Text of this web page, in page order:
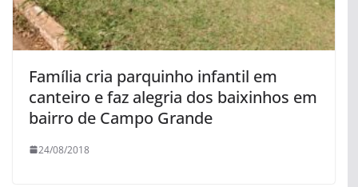
Família cria parquinho infantil em
canteiro e faz alegria dos baixinhos em
bairro de Campo Grande
24/08/2018